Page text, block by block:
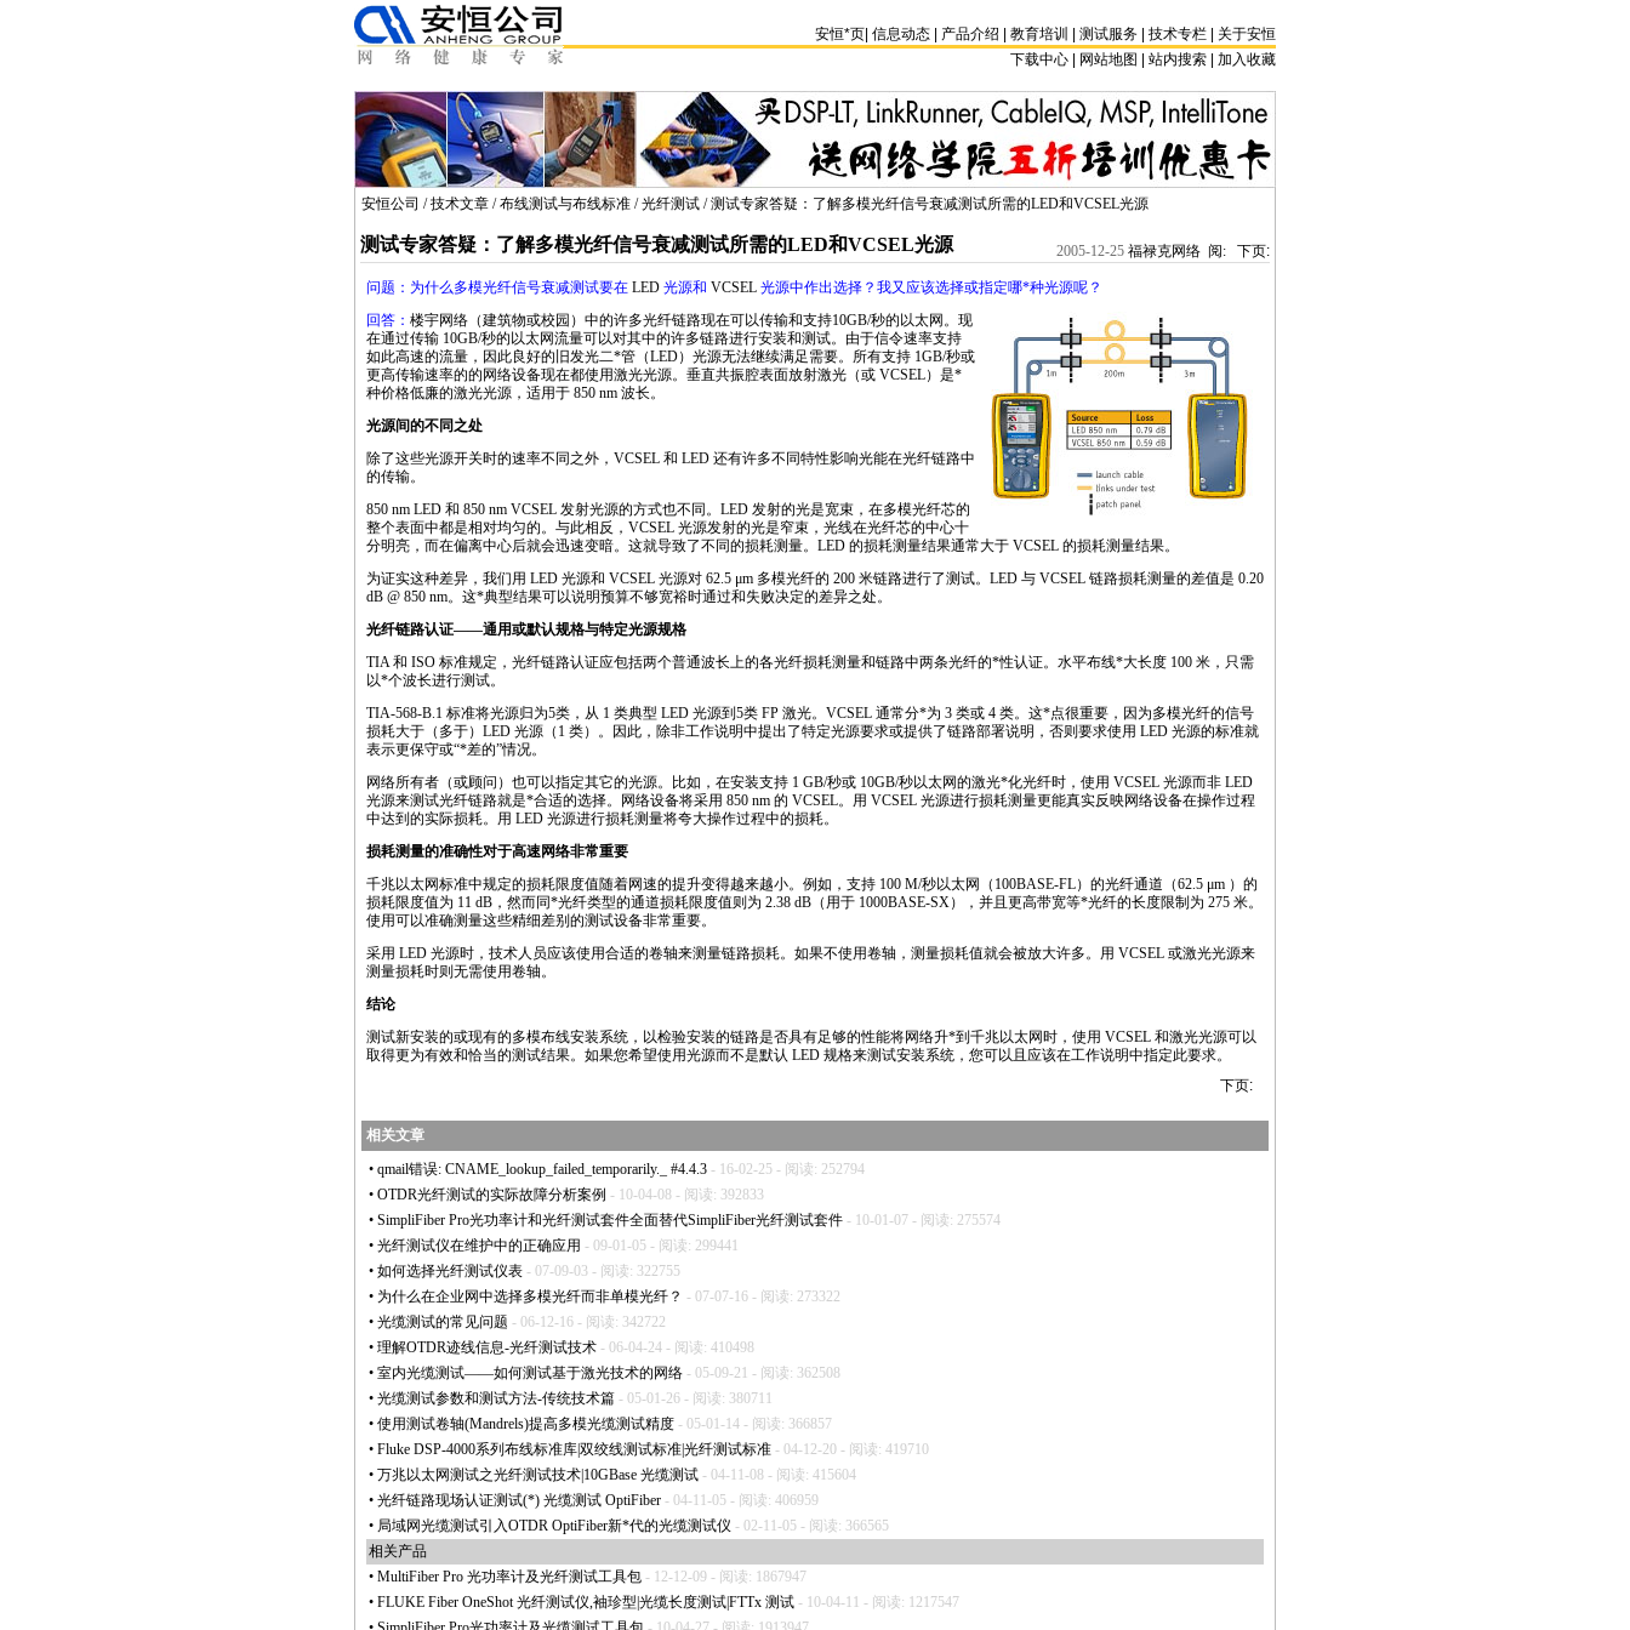
安恒*页 信息动态 产品介绍 教育培训 测试服务 技术专栏
关于安恒
下载中心 | 网站地图 | 站内搜索 加入收藏
安恒公司 /技术文章 /布线测试与布线标准 /光纤测试 / 测试专家答疑：了解多模光纤信号衰减测试所需的LED和VCSEL光源
2005-12-25 福禄克网络 阅: 下页:
测试专家答疑：了解多模光纤信号衰减测试所需的LED和VCSEL光源
问题：为什么多模光纤信号衰减测试要在 LED 光源和 VCSEL 光源中作出选择？我又应该选择或指定哪*种光源呢？
回答： 楼宇网络（建筑物或校园）中的许多光纤链路现在可以传输和支持10GB/秒的以太网。现
在通过传输 10GB/秒的以太网流量可以对其中的许多链路进行安装和测试。由于信令速率支持
如此高速的流量，因此良好的旧发光二*管（LED）光源无法继续满足需要。所有支持 1GB/秒或
更高传输速率的的网络设备现在都使用激光光源。垂直共振腔表面放射激光（或 VCSEL）是*
种价格低廉的激光光源，适用于 850 nm 波长。
光源间的不同之处
除了这些光源开关时的速率不同之外， VCSEL 和 LED 还有许多不同特性影响光能在光纤链路中
的传输。
850 nm LED 和 850 nm VCSEL 发射光源的方式也不同。 LED 发射的光是宽束，在多模光纤芯的
整个表面中都是相对均匀的。与此相反， VCSEL 光源发射的光是窄束，光线在光纤芯的中心十
分明亮，而在偏离中心后就会迅速变暗。这就导致了不同的损耗测量。 LED 的损耗测量结果通常大于 VCSEL 的损耗测量结果。
为证实这种差异，我们用 LED 光源和 VCSEL 光源对 62.5 μm 多模光纤的 200 米链路进行了测试。 LED 与 VCSEL 链路损耗测量的差值是 0.20
dB @ 850 nm。这*典型结果可以说明预算不够宽裕时通过和失败决定的差异之处。
光纤链路认证——通用或默认规格与特定光源规格
TIA 和 ISO 标准规定，光纤链路认证应包括两个普通波长上的各光纤损耗测量和链路中两条光纤的*性认证。水平布线*大长度 100 米，只需
以*个波长进行测试。
TIA-568-B.1 标准将光源归为5类，从 1 类典型 LED 光源到5类 FP 激光。 VCSEL 通常分*为 3 类或 4 类。这*点很重要，因为多模光纤的信号
损耗大于（多于） LED 光源（1 类）。因此，除非工作说明中提出了特定光源要求或提供了链路部署说明，否则要求使用 LED 光源的标准就
表示更保守或“*差的”情况。
网络所有者（或顾问）也可以指定其它的光源。比如，在安装支持 1 GB/秒或 10GB/秒以太网的激光*化光纤时，使用 VCSEL 光源而非 LED
光源来测试光纤链路就是*合适的选择。网络设备将采用 850 nm 的 VCSEL。用 VCSEL 光源进行损耗测量更能真实反映网络设备在操作过程
中达到的实际损耗。用 LED 光源进行损耗测量将夸大操作过程中的损耗。
损耗测量的准确性对于高速网络非常重要
千兆以太网标准中规定的损耗限度值随着网速的提升变得越来越小。例如，支持 100 M/秒以太网（100BASE-FL）的光纤通道（62.5 μm ）的
损耗限度值为 11 dB，然而同*光纤类型的通道损耗限度值则为 2.38 dB（用于 1000BASE-SX），并且更高带宽等*光纤的长度限制为 275 米。
使用可以准确测量这些精细差别的测试设备非常重要。
采用 LED 光源时，技术人员应该使用合适的卷轴来测量链路损耗。如果不使用卷轴，测量损耗值就会被放大许多。用 VCSEL 或激光光源来
测量损耗时则无需使用卷轴。
结论
测试新安装的或现有的多模布线安装系统，以检验安装的链路是否具有足够的性能将网络升*到千兆以太网时，使用 VCSEL 和激光光源可以
取得更为有效和恰当的测试结果。如果您希望使用光源而不是默认 LED 规格来测试安装系统，您可以且应该在工作说明中指定此要求。
下页:
相关文章
• qmail错误: CNAME_lookup_failed_temporarily._ #4.4.3 - 16-02-25 - 阅读: 252794
• OTDR光纤测试的实际故障分析案例 - 10-04-08 - 阅读: 392833
• SimpliFiber Pro光功率计和光纤测试套件全面替代SimpliFiber光纤测试套件 - 10-01-07 - 阅读: 275574
• 光纤测试仪在维护中的正确应用 - 09-01-05 - 阅读: 299441
• 如何选择光纤测试仪表 - 07-09-03 - 阅读: 322755
• 为什么在企业网中选择多模光纤而非单模光纤？ - 07-07-16 - 阅读: 273322
• 光缆测试的常见问题 - 06-12-16 - 阅读: 342722
• 理解OTDR迹线信息-光纤测试技术 - 06-04-24 - 阅读: 410498
• 室内光缆测试——如何测试基于激光技术的网络 - 05-09-21 - 阅读: 362508
• 光缆测试参数和测试方法-传统技术篇 - 05-01-26 - 阅读: 380711
• 使用测试卷轴(Mandrels)提高多模光缆测试精度 - 05-01-14 - 阅读: 366857
• Fluke DSP-4000系列布线标准库|双绞线测试标准|光纤测试标准 - 04-12-20 - 阅读: 419710
• 万兆以太网测试之光纤测试技术|10GBase 光缆测试 - 04-11-08 - 阅读: 415604
• 光纤链路现场认证测试(*) 光缆测试 OptiFiber - 04-11-05 - 阅读: 406959
• 局域网光缆测试引入OTDR OptiFiber新*代的光缆测试仪 - 02-11-05 - 阅读: 366565
相关产品
• MultiFiber Pro 光功率计及光纤测试工具包 - 12-12-09 - 阅读: 1867947
• FLUKE Fiber OneShot 光纤测试仪,袖珍型|光缆长度测试|FTTx 测试 - 10-04-11 - 阅读: 1217547